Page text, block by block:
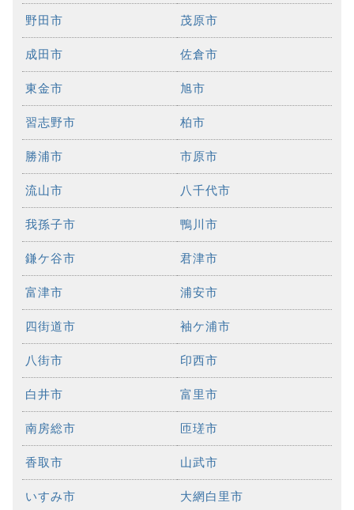
野田市 茂原市
成田市 佐倉市
東金市 旭市
習志野市 柏市
勝浦市 市原市
流山市 八千代市
我孫子市 鴨川市
鎌ケ谷市 君津市
富津市 浦安市
四街道市 袖ケ浦市
八街市 印西市
白井市 富里市
南房総市 匝瑳市
香取市 山武市
いすみ市 大網白里市